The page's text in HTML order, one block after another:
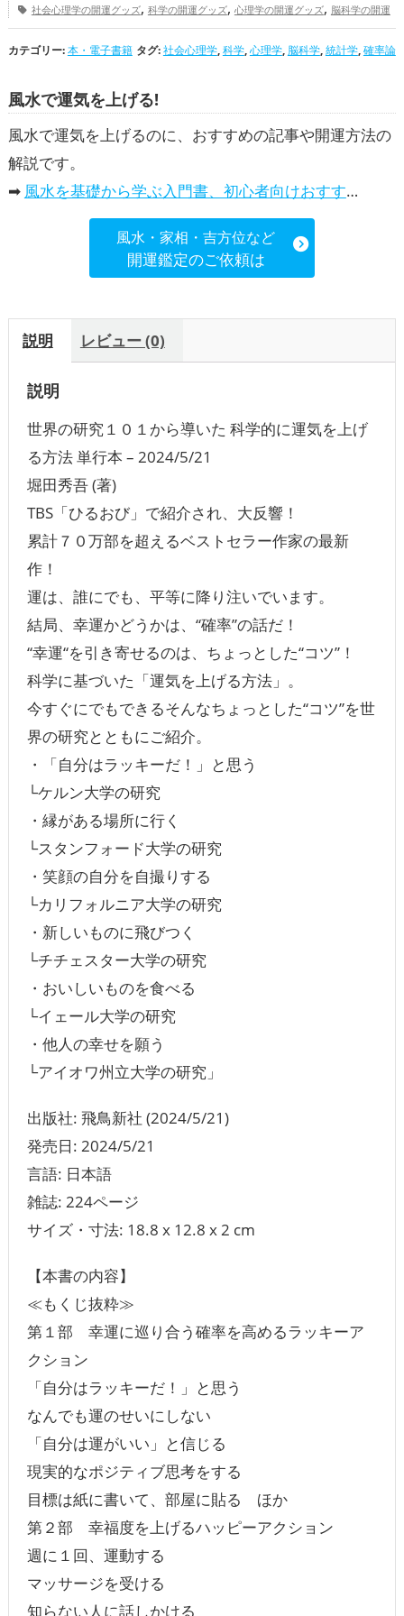
社会心理学の開運グッズ, 科学の開運グッズ, 心理学の開運グッズ, 脳科学の開運
グッズ,統計学の開運グッズ,確率論の開運グッズ 総合運・全体運アップ
カテゴリー:本・電子書籍 タグ:社会心理学,科学,心理学, 脳科学,統計学,確率論
風水で運気を上げる!
風水で運気を上げるのに、おすすめの記事や開運方法の
解説です。
➡ 風水を基礎から学ぶ入門書、初心者向けおすすめ本
風水・家相・吉方位など
開運鑑定のご依頼は
説明 レビュー (0)
説明
世界の研究１０１から導いた 科学的に運気を上げ
る方法 単行本 – 2024/5/21
堀田秀吾 (著)
TBS「ひるおび」で紹介され、大反響！
累計７０万部を超えるベストセラー作家の最新
作！
運は、誰にでも、平等に降り注いでいます。
結局、幸運かどうかは、“確率”の話だ！
“幸運“を引き寄せるのは、ちょっとした“コツ”！
科学に基づいた「運気を上げる方法」。
今すぐにでもできるそんなちょっとした“コツ”を世
界の研究とともにご紹介。
・「自分はラッキーだ！」と思う
└ケルン大学の研究
・縁がある場所に行く
└スタンフォード大学の研究
・笑顔の自分を自撮りする
└カリフォルニア大学の研究
・新しいものに飛びつく
└チチェスター大学の研究
・おいしいものを食べる
└イェール大学の研究
・他人の幸せを願う
└アイオワ州立大学の研究」
出版社: 飛鳥新社 (2024/5/21)
発売日: 2024/5/21
言語: 日本語
雑誌: 224ページ
サイズ・寸法: 18.8 x 12.8 x 2 cm
【本書の内容】
≪もくじ抜粋≫
第１部 幸運に巡り合う確率を高めるラッキーア
クション
「自分はラッキーだ！」と思う
なんでも運のせいにしない
「自分は運がいい」と信じる
現実的なポジティブ思考をする
目標は紙に書いて、部屋に貼る ほか
第２部 幸福度を上げるハッピーアクション
週に１回、運動する
マッサージを受ける
知らない人に話しかける